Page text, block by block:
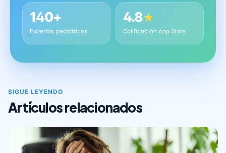
140+
Expertos pediátricos
4.8★
Calificación App Store
SIGUE LEYENDO
Artículos relacionados